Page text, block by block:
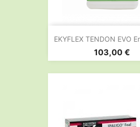
EKYFLEX TENDON EVO
Prix
103,00 €